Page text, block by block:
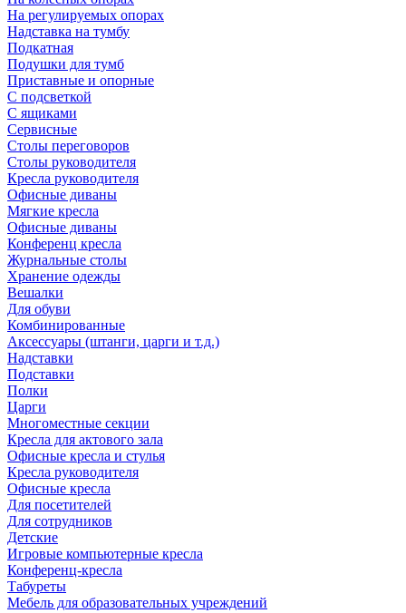
На регулируемых опорах
Надставка на тумбу
Подкатная
Подушки для тумб
Приставные и опорные
С подсветкой
С ящиками
Сервисные
Столы переговоров
Столы руководителя
Кресла руководителя
Офисные диваны
Мягкие кресла
Офисные диваны
Конференц кресла
Журнальные столы
Хранение одежды
Вешалки
Для обуви
Комбинированные
Аксессуары (штанги, царги и т.д.)
Надставки
Подставки
Полки
Царги
Многоместные секции
Кресла для актового зала
Офисные кресла и стулья
Кресла руководителя
Офисные кресла
Для посетителей
Для сотрудников
Детские
Игровые компьютерные кресла
Конференц-кресла
Табуреты
Мебель для образовательных учреждений